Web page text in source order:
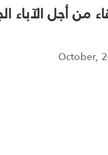
من أجل الآباء